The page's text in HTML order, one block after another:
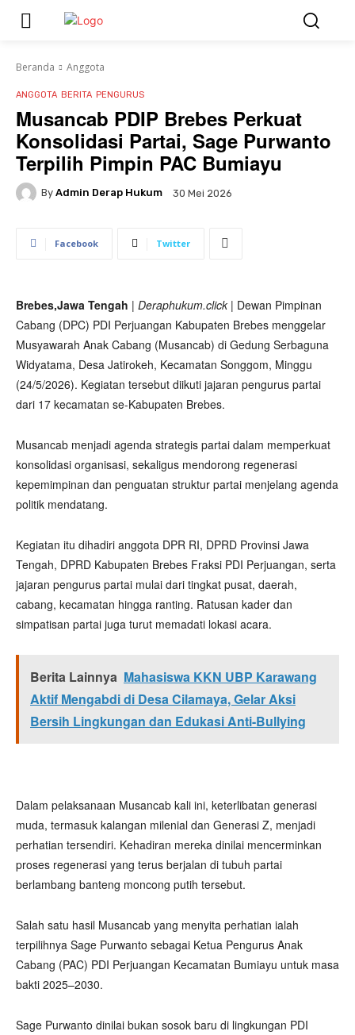
Beranda Anggota
ANGGOTA BERITA PENGURUS
Musancab PDIP Brebes Perkuat
Konsolidasi Partai, Sage Purwanto
Terpilih Pimpin PAC Bumiayu
By Admin Derap Hukum 30 Mei 2026
Facebook Twitter
Brebes,Jawa Tengah | Deraphukum.click | Dewan Pimpinan
Cabang (DPC) PDI Perjuangan Kabupaten Brebes menggelar
Musyawarah Anak Cabang (Musancab) di Gedung Serbaguna
Widyatama, Desa Jatirokeh, Kecamatan Songgom, Minggu
(24/5/2026). Kegiatan tersebut diikuti jajaran pengurus partai
dari 17 kecamatan se-Kabupaten Brebes.
Musancab menjadi agenda strategis partai dalam memperkuat
konsolidasi organisasi, sekaligus mendorong regenerasi
kepemimpinan dan penguatan struktur partai menjelang agenda
politik mendatang.
Kegiatan itu dihadiri anggota DPR RI, DPRD Provinsi Jawa
Tengah, DPRD Kabupaten Brebes Fraksi PDI Perjuangan, serta
jajaran pengurus partai mulai dari tingkat pusat, daerah,
cabang, kecamatan hingga ranting. Ratusan kader dan
simpatisan partai juga turut memadati lokasi acara.
Berita Lainnya Mahasiswa KKN UBP Karawang
Aktif Mengabdi di Desa Cilamaya, Gelar Aksi
Bersih Lingkungan dan Edukasi Anti-Bullying
Dalam pelaksanaan Musancab kali ini, keterlibatan generasi
muda, termasuk kalangan milenial dan Generasi Z, menjadi
perhatian tersendiri. Kehadiran mereka dinilai mencerminkan
proses regenerasi yang terus berjalan di tubuh partai
berlambang banteng moncong putih tersebut.
Salah satu hasil Musancab yang menyita perhatian ialah
terpilihnya Sage Purwanto sebagai Ketua Pengurus Anak
Cabang (PAC) PDI Perjuangan Kecamatan Bumiayu untuk masa
bakti 2025–2030.
Sage Purwanto dinilai bukan sosok baru di lingkungan PDI